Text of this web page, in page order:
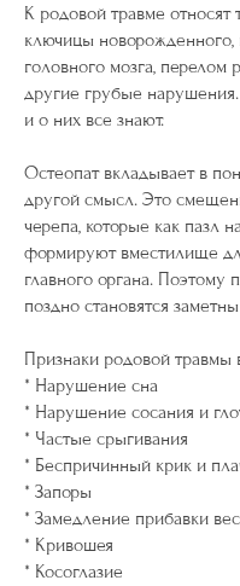
К родовой травме
ключицы новорожденного,
головного мозга, перелом
другие грубые
и о них все знают.
Остеопат вкладывает в
другой смысл. Это
черепа, которые как пазл
формируют вместилище
главного органа. Поэтому
поздно становятся
Признаки родовой травмы
* Нарушение сна
* Нарушение сосания и
* Частые срыгивания
* Беспричинный крик и
* Запоры
* Замедление прибавки
* Кривошея
* Косоглазие